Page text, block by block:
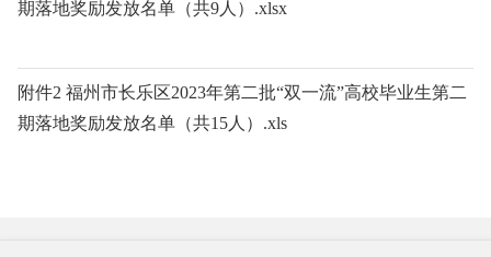
期落地奖励发放名单（共9人）.xlsx
附件2 福州市长乐区2023年第二批“双一流”高校毕业生第二
期落地奖励发放名单（共15人）.xls